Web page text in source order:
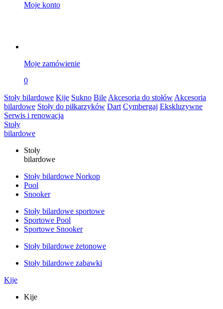
Moje konto
Moje zamówienie
0
Stoły bilardowe Kije Sukno Bile Akcesoria do stołów Akcesoria
bilardowe Stoły do piłkarzyków Dart Cymbergaj Ekskluzywne
Serwis i renowacja
Stoły
bilardowe
Stoły
bilardowe
Stoły bilardowe Norkop
Pool
Snooker
Stoły bilardowe sportowe
Sportowe Pool
Sportowe Snooker
Stoły bilardowe żetonowe
Stoły bilardowe zabawki
Kije
Kije